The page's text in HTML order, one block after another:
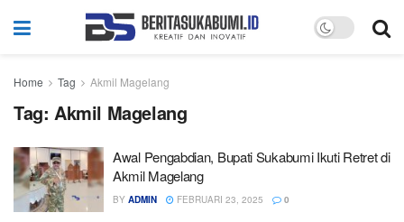
Home Tag Akmil Magelang
Tag: Akmil Magelang
Awal Pengabdian, Bupati Sukabumi Ikuti Retret di
Akmil Magelang
BY ADMIN FEBRUARI 23, 2025 0